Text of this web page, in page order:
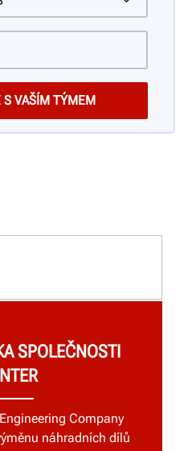
SPOLEČNOSTI
Company
náhradních dílů